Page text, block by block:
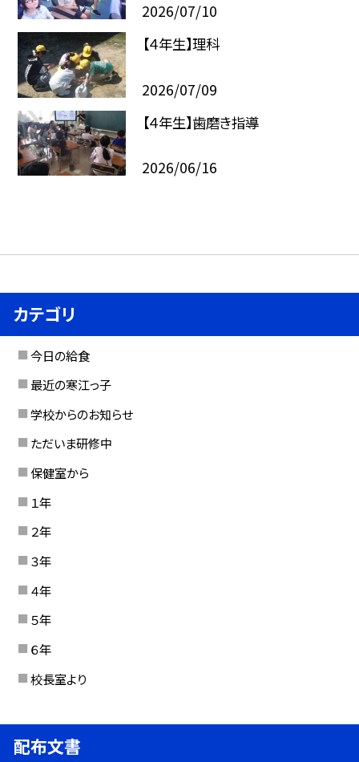
2026/07/10
【４年生】理科
2026/07/09
【４年生】歯磨き指導
2026/06/16
カテゴリ
今日の給食
最近の寒江っ子
学校からのお知らせ
ただいま研修中
保健室から
１年
２年
３年
４年
５年
６年
校長室より
配布文書